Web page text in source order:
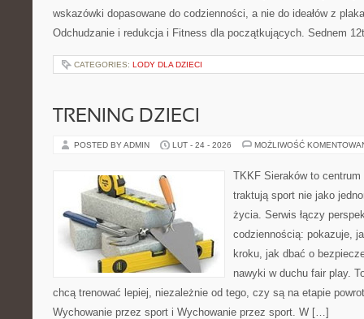
wskazówki dopasowane do codzienności, a nie do ideałów z
Odchudzanie i redukcja i Fitness dla początkujących. Sednem
CATEGORIES: LODY DLA DZIECI
TRENING DZIECI
POSTED BY ADMIN LUT - 24 - 2026 MOŻLIWOŚĆ
TKKF Sieraków to
traktują sport nie jako
życia. Serwis łączy
codziennością: pokazuje,
kroku, jak dbać o
nawyki w duchu fair play.
chcą trenować lepiej, niezależnie od tego, czy są na etapie
Wychowanie przez sport i Wychowanie przez sport. W […]